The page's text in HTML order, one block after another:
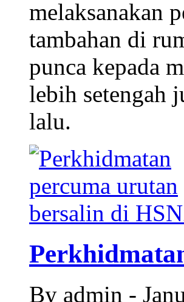
melaksanakan
tambahan di
punca kepada
lebih setengah
lalu.
By admin -